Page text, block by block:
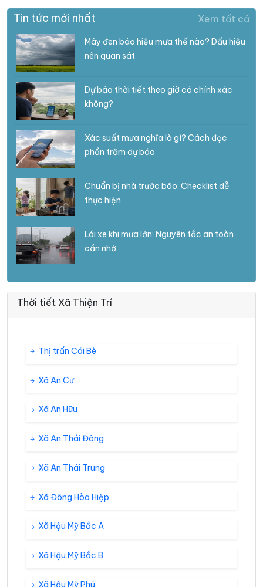
Tin tức mới nhất Xem tất cả
Mây đen báo hiệu mưa thế nào? Dấu hiệu
nên quan sát
Dự báo thời tiết theo giờ có chính xác
không?
Xác suất mưa nghĩa là gì? Cách đọc
phần trăm dự báo
Chuẩn bị nhà trước bão: Checklist dễ
thực hiện
Lái xe khi mưa lớn: Nguyên tắc an toàn
cần nhớ
Thời tiết Xã Thiện Trí
Thị trấn Cái Bè
Xã An Cư
Xã An Hữu
Xã An Thái Đông
Xã An Thái Trung
Xã Đông Hòa Hiệp
Xã Hậu Mỹ Bắc A
Xã Hậu Mỹ Bắc B
Xã Hậu Mỹ Phú